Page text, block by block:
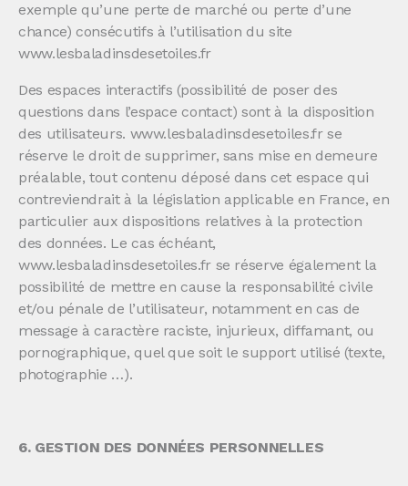
exemple qu’une perte de marché ou perte d’une
chance) consécutifs à l’utilisation du site
www.lesbaladinsdesetoiles.fr
Des espaces interactifs (possibilité de poser des
questions dans l’espace contact) sont à la disposition
des utilisateurs. www.lesbaladinsdesetoiles.fr se
réserve le droit de supprimer, sans mise en demeure
préalable, tout contenu déposé dans cet espace qui
contreviendrait à la législation applicable en France, en
particulier aux dispositions relatives à la protection
des données. Le cas échéant,
www.lesbaladinsdesetoiles.fr se réserve également la
possibilité de mettre en cause la responsabilité civile
et/ou pénale de l’utilisateur, notamment en cas de
message à caractère raciste, injurieux, diffamant, ou
pornographique, quel que soit le support utilisé (texte,
photographie …).
6. GESTION DES DONNÉES PERSONNELLES